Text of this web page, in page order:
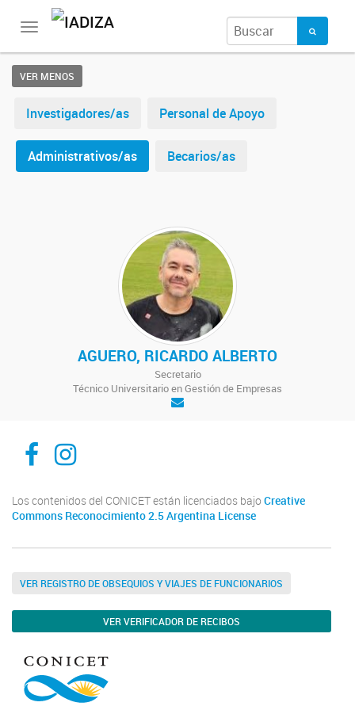
Toggle
VER MENOS
Investigadores/as Personal de Apoyo
Administrativos/as Becarios/as
AGUERO, RICARDO ALBERTO
Secretario
Técnico Universitario en Gestión de Empresas
Facebook
Instagram
Los contenidos del CONICET están licenciados bajo Creative
Commons Reconocimiento 2.5 Argentina License
VER REGISTRO DE OBSEQUIOS Y VIAJES DE FUNCIONARIOS
VER VERIFICADOR DE RECIBOS